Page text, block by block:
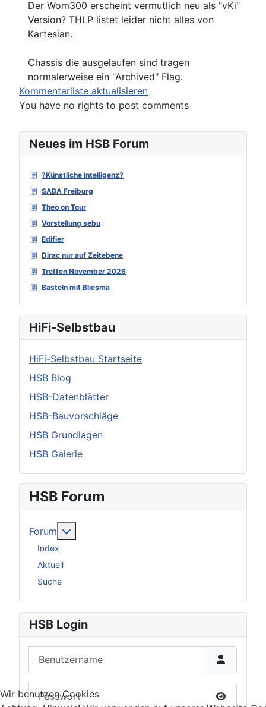
Neues im HSB Forum
?Künstliche Intelligenz?
SABA Freiburg
Theo on Tour
Vorstellung sebu
Edifier
Dirac nur auf Zeitebene
Treffen November 2026
Basteln mit Bliesma
HiFi-Selbstbau
HiFi-Selbstbau Startseite
HSB Blog
HSB-Datenblätter
HSB-Bauvorschläge
HSB Grundlagen
HSB Galerie
HSB Forum
Forum
Index
Aktuell
Suche
HSB Login
Passwort
Der Wom300 erscheint vermutlich neu als "vKi"
Version? THLP listet leider nicht alles von
Kartesian.
Chassis die ausgelaufen sind tragen
normalerweise ein "Archived" Flag.
Kommentarliste aktualisieren
You have no rights to post comments
Wir benutzen Cookies